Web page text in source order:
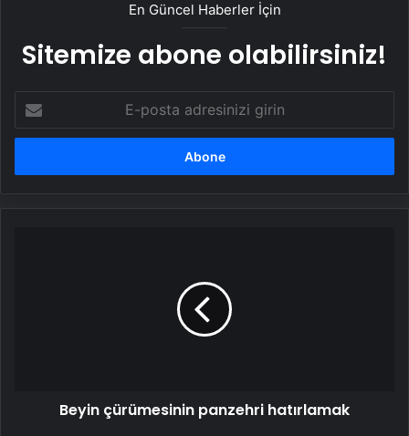
En Güncel Haberler İçin
Sitemize abone olabilirsiniz!
posta
adresinizi
Beyin çürümesinin panzehri hatırlamak